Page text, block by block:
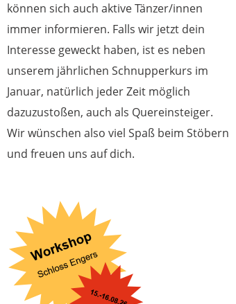
können sich auch aktive Tänzer/innen
immer informieren. Falls wir jetzt dein
Interesse geweckt haben, ist es neben
unserem jährlichen Schnupperkurs im
Januar, natürlich jeder Zeit möglich
dazuzustoßen, auch als Quereinsteiger.
Wir wünschen also viel Spaß beim Stöbern
und freuen uns auf dich.